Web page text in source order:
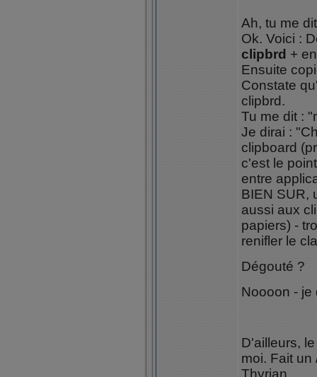
Ah, tu me
Ok. Voici :
clipbrd +
Ensuite
Constate
clipbrd.
Tu me dit :
Je dirai :
clipboard
c'est le
entre
BIEN SUR,
aussi aux
papiers) -
renifler le
Dégouté ?
Noooon - je
D'ailleurs,
moi. Fait
Thyrian.